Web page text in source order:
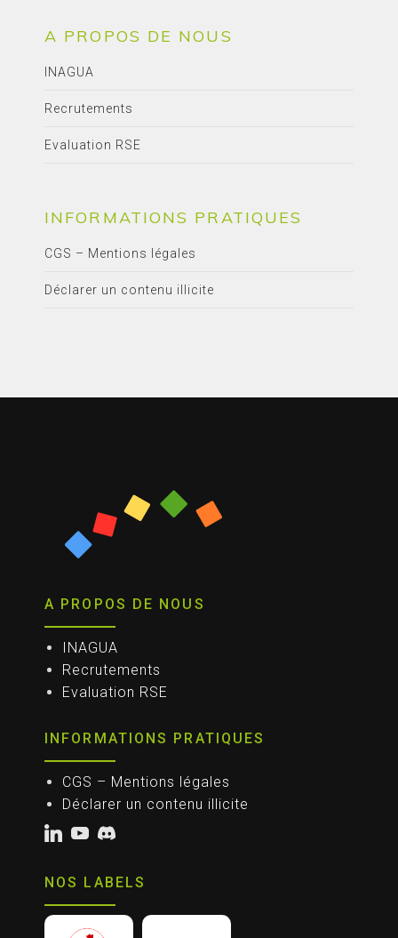
A PROPOS DE NOUS
INAGUA
Recrutements
Evaluation RSE
INFORMATIONS PRATIQUES
CGS – Mentions légales
Déclarer un contenu illicite
A PROPOS DE NOUS
INAGUA
Recrutements
Evaluation RSE
INFORMATIONS PRATIQUES
CGS – Mentions légales
Déclarer un contenu illicite
NOS LABELS